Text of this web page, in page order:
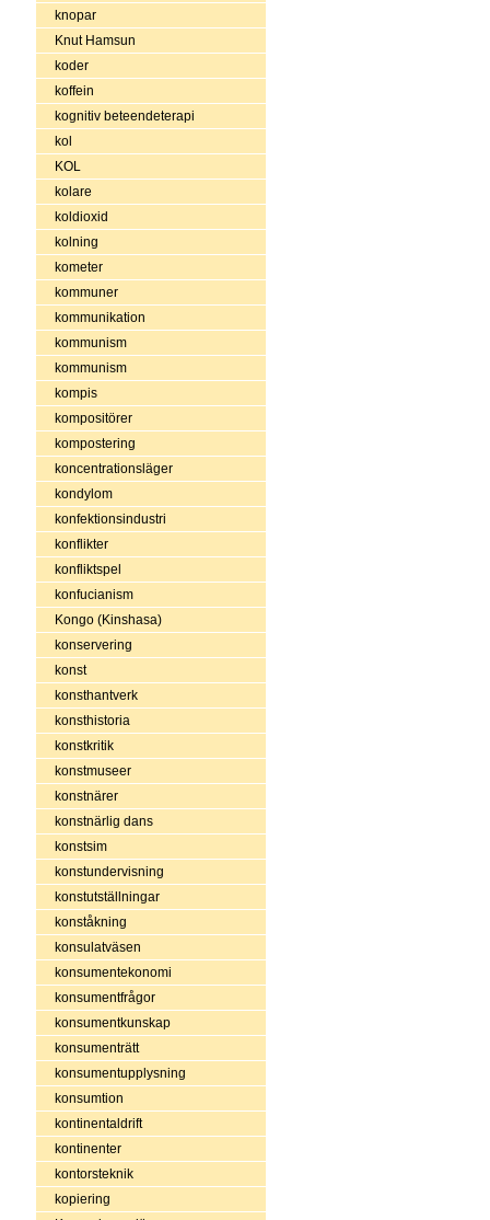
knopar
Knut Hamsun
koder
koffein
kognitiv beteendeterapi
kol
KOL
kolare
koldioxid
kolning
kometer
kommuner
kommunikation
kommunism
kommunism
kompis
kompositörer
kompostering
koncentrationsläger
kondylom
konfektionsindustri
konflikter
konfliktspel
konfucianism
Kongo (Kinshasa)
konservering
konst
konsthantverk
konsthistoria
konstkritik
konstmuseer
konstnärer
konstnärlig dans
konstsim
konstundervisning
konstutställningar
konståkning
konsulatväsen
konsumentekonomi
konsumentfrågor
konsumentkunskap
konsumenträtt
konsumentupplysning
konsumtion
kontinentaldrift
kontinenter
kontorsteknik
kopiering